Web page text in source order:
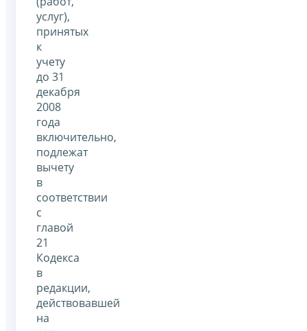
услуг),
принятых
к
учету
до 31
декабря
2008
года
включительно,
подлежат
вычету
в
соответствии
с
главой
21
Кодекса
в
редакции,
действовавшей
на